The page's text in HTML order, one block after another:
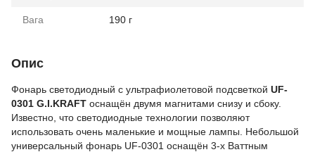
Вага 190 г
Опис
Фонарь светодиодный с ультрафиолетовой подсветкой UF-
0301 G.I.KRAFT оснащён двумя магнитами снизу и сбоку.
Известно, что светодиодные технологии позволяют
использовать очень маленькие и мощные лампы. Небольшой
универсальный фонарь UF-0301 оснащён 3-х Ваттным